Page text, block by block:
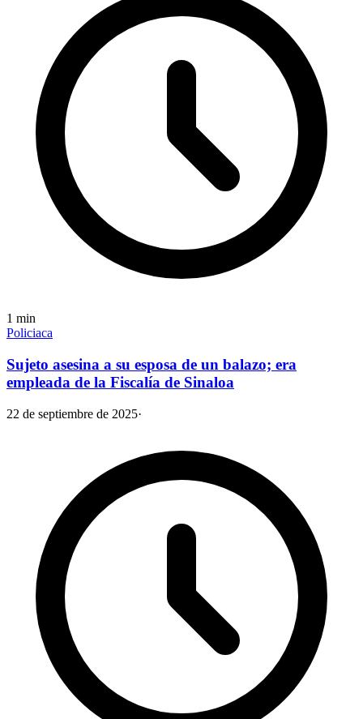
1 min
Policiaca
Sujeto asesina a su esposa de un balazo; era
empleada de la Fiscalía de Sinaloa
22 de septiembre de 2025·